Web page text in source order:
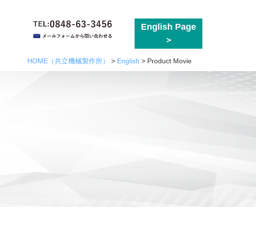
English Page
HOME （共立機械製作所） > English > Product Movie